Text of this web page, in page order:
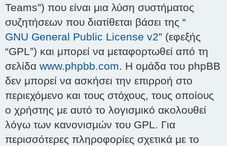
Teams”) που είναι μια λύση συστήματος
συζητήσεων που διατίθεται βάσει της “
GNU General Public License v2” (εφεξής
“GPL”) και μπορεί να μεταφορτωθεί από τη
σελίδα www.phpbb.com. Η ομάδα του phpBB
δεν μπορεί να ασκήσει την επιρροή στο
περιεχόμενο και τους στόχους, τους οποίους
ο χρήστης με αυτό το λογισμικό ακολουθεί
λόγω των κανονισμών του GPL. Για
περισσότερες πληροφορίες σχετικά με το